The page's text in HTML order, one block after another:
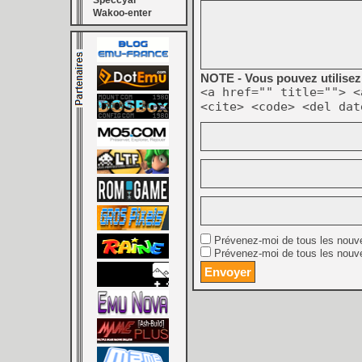
Wakoo-enter
NOTE - Vous pouvez
<a href="" title="">
<cite> <code> <del
Prévenez-moi de tous les
Prévenez-moi de tous les